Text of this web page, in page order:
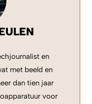
en
met beeld en
dan tien jaar
voor